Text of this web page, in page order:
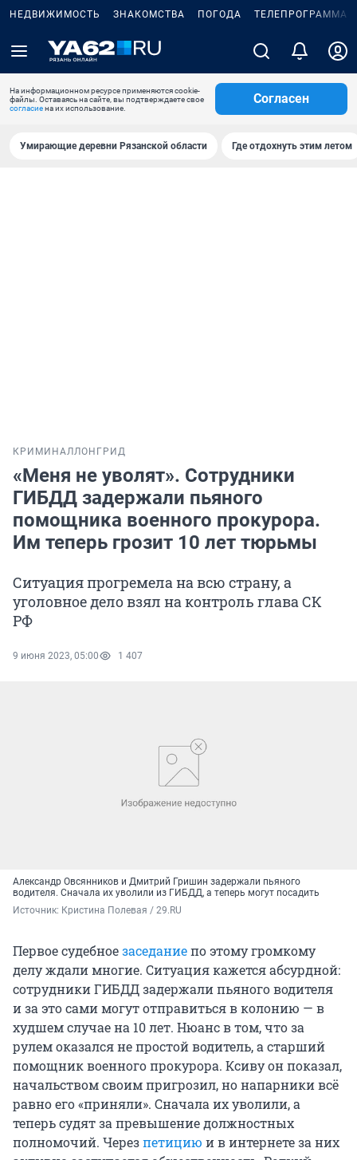
НЕДВИЖИМОСТЬ ЗНАКОМСТВА ПОГОДА ТЕЛЕПРОГРАММА
На информационном ресурсе применяются cookie-
файлы. Оставаясь на сайте, вы подтверждаете свое
согласиена их использование.
Согласен
Умирающие деревни Рязанской области Где отдохнуть этим летом
КРИМИНАЛЛОНГРИД
«Меня не уволят». Сотрудники
ГИБДД задержали пьяного
помощника военного прокурора.
Им теперь грозит 10 лет тюрьмы
Ситуация прогремела на всю страну, а
уголовное дело взял на контроль глава СК
РФ
9 июня 2023, 05:00 1 407
Александр Овсянников и Дмитрий Гришин задержали пьяного
водителя. Сначала их уволили из ГИБДД, а теперь могут посадить
Источник: Кристина Полевая / 29.RU
Первое судебноезаседаниепо этому громкому
делу ждали многие. Ситуация кажется абсурдной:
сотрудники ГИБДД задержали пьяного водителя
и за это сами могут отправиться в колонию — в
худшем случае на 10 лет. Нюанс в том, что за
рулем оказался не простой водитель, а старший
помощник военного прокурора. Ксиву он показал,
начальством своим пригрозил, но напарники всё
равно его «приняли». Сначала их уволили, а
теперь судят за превышение должностных
полномочий. Черезпетицию и в интернете за них